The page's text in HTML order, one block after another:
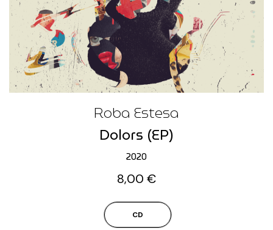
Roba Estesa
Dolors (EP)
2020
8,00 €
CD